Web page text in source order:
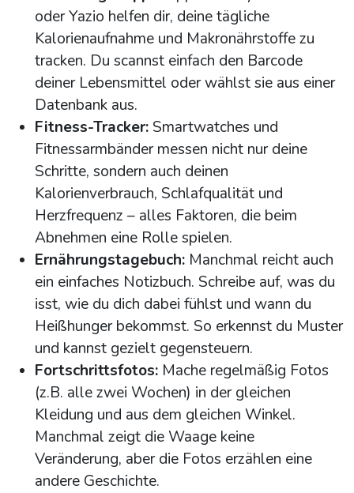
oder Yazio helfen dir, deine tägliche
Kalorienaufnahme und Makronährstoffe zu
tracken. Du scannst einfach den Barcode
deiner Lebensmittel oder wählst sie aus einer
Datenbank aus.
Fitness-Tracker: Smartwatches und
Fitnessarmbänder messen nicht nur deine
Schritte, sondern auch deinen
Kalorienverbrauch, Schlafqualität und
Herzfrequenz – alles Faktoren, die beim
Abnehmen eine Rolle spielen.
Ernährungstagebuch: Manchmal reicht auch
ein einfaches Notizbuch. Schreibe auf, was du
isst, wie du dich dabei fühlst und wann du
Heißhunger bekommst. So erkennst du Muster
und kannst gezielt gegensteuern.
Fortschrittsfotos: Mache regelmäßig Fotos
(z.B. alle zwei Wochen) in der gleichen
Kleidung und aus dem gleichen Winkel.
Manchmal zeigt die Waage keine
Veränderung, aber die Fotos erzählen eine
andere Geschichte.